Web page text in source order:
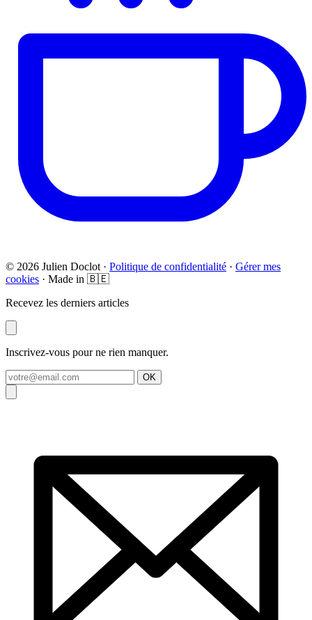
© 2026 Julien Doclot · Politique de confidentialité · Gérer mes
cookies · Made in 🇧🇪
Recevez les derniers articles
Inscrivez-vous pour ne rien manquer.
OK